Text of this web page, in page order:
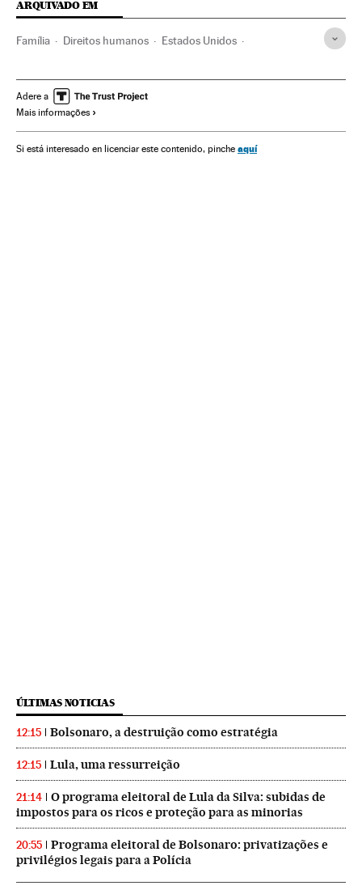
ARQUIVADO EM
Família Direitos humanos Estados Unidos
América do Norte América
Ativismo lgtbiq
Homossexualidade Ativismo Brasil Casal
Adere a
Mais informações
Si está interesado en licenciar este contenido, pinche aquí
ÚLTIMAS NOTICIAS
12:15 Bolsonaro, a destruição como estratégia
12:15 Lula, uma ressurreição
21:14
O programa eleitoral de Lula da Silva: subidas de
impostos para os ricos e proteção para as minorias
20:55
Programa eleitoral de Bolsonaro: privatizações e
privilégios legais para a Polícia